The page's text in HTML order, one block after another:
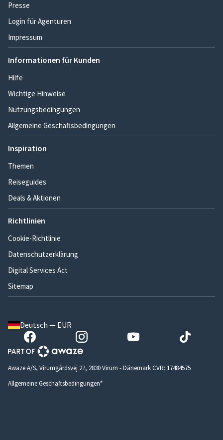
Presse
Login für Agenturen
Impressum
Informationen für Kunden
Hilfe
Wichtige Hinweise
Nutzungsbedingungen
Allgemeine Geschäftsbedingungen
Inspiration
Themen
Reiseguides
Deals & Aktionen
Richtlinien
Cookie-Richtlinie
Datenschutzerklärung
Digital Services Act
Sitemap
Deutsch — EUR
Awaze A/S, Virumgårdsvej 27, 2830 Virum - Dänemark CVR: 17484575
Allgemeine Geschäftsbedingungen*